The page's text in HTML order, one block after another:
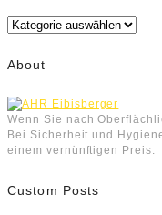
Kategorien
About
Wenn Sie nach
Bei Sicherheit und
einem vernünftigen Preis.
Custom Posts